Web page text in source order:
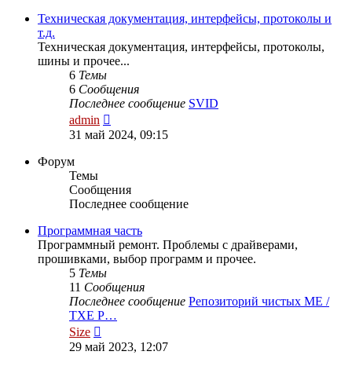
Техническая документация, интерфейсы, протоколы и
т.д.
Техническая документация, интерфейсы, протоколы,
шины и прочее...
6 Темы
6 Сообщения
Последнее сообщение SVID
admin
к
31 май 2024, 09:15
Форум
Темы
Сообщения
Последнее сообщение
Программная часть
Программный ремонт. Проблемы с драйверами,
прошивками, выбор программ и прочее.
5 Темы
11 Сообщения
Последнее сообщение Репозиторий чистых ME /
TXE Р…
Size
к
29 май 2023, 12:07